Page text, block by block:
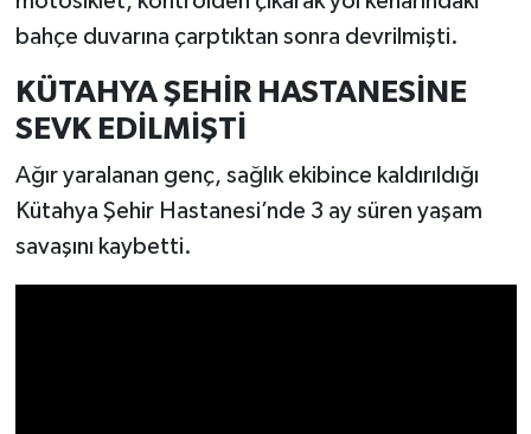
bahçe duvarına çarptıktan sonra devrilmişti.
KÜTAHYA ŞEHİR HASTANESİNE
SEVK EDİLMİŞTİ
Ağır yaralanan genç, sağlık ekibince kaldırıldığı
Kütahya Şehir Hastanesi’nde 3 ay süren yaşam
savaşını kaybetti.
Pazarlar
Politika
Resmi İlan
Rüya Tabirleri
Sağlık